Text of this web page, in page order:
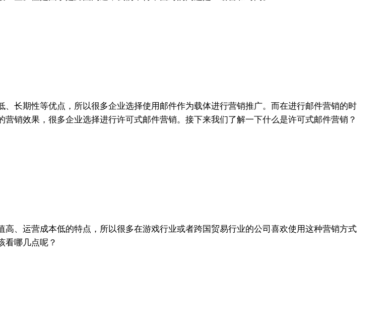
长期性等优点，所以很多企业选择使用邮件作为载体进行营销推广。而在进行邮件营销的时
销效果，很多企业选择进行许可式邮件营销。接下来我们了解一下什么是许可式邮件营销？
、运营成本低的特点，所以很多在游戏行业或者跨国贸易行业的公司喜欢使用这种营销方式
看哪几点呢？